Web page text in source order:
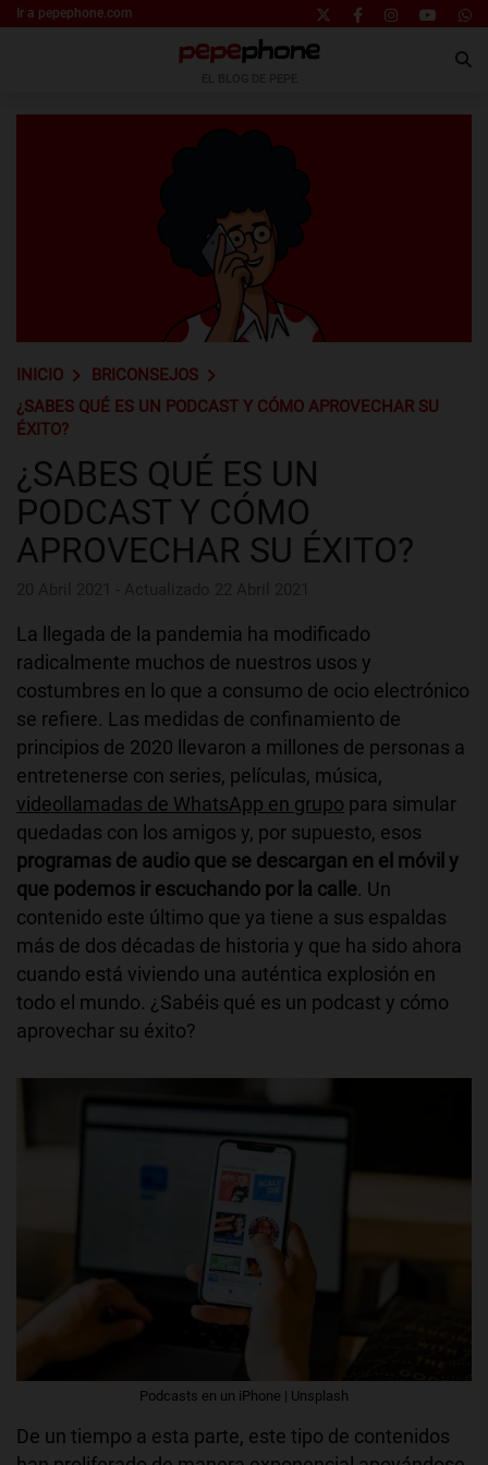
Ir a pepephone.com
INICIO
BRICONSEJOS
¿SABES QUÉ ES UN PODCAST Y CÓMO APROVECHAR SU
ÉXITO?
¿SABES QUÉ ES UN
PODCAST Y CÓMO
APROVECHAR SU ÉXITO?
La llegada de la pandemia ha modificado
radicalmente muchos de nuestros usos y
costumbres en lo que a consumo de ocio electrónico
se refiere. Las medidas de confinamiento de
principios de 2020 llevaron a millones de personas a
entretenerse con series, películas, música,
videollamadas de WhatsApp en grupo para simular
quedadas con los amigos y, por supuesto, esos
programas de audio que se descargan en el móvil y
que podemos ir escuchando por la calle. Un
contenido este último que ya tiene a sus espaldas
más de dos décadas de historia y que ha sido ahora
cuando está viviendo una auténtica explosión en
todo el mundo. ¿Sabéis qué es un podcast y cómo
aprovechar su éxito?
Podcasts en un iPhone | Unsplash
De un tiempo a esta parte, este tipo de contenidos